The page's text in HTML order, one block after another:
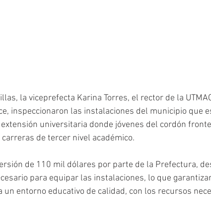
la viceprefecta Karina Torres, el rector de la
inspeccionaron las instalaciones del municipio que
universitaria donde jóvenes del cordón
de tercer nivel académico.
de 110 mil dólares por parte de la Prefectura,
para equipar las instalaciones, lo que
un entorno educativo de calidad, con los recursos